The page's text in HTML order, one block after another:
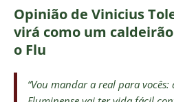
Opinião de Vinicius
virá como um
o Flu
“Vou mandar a real para